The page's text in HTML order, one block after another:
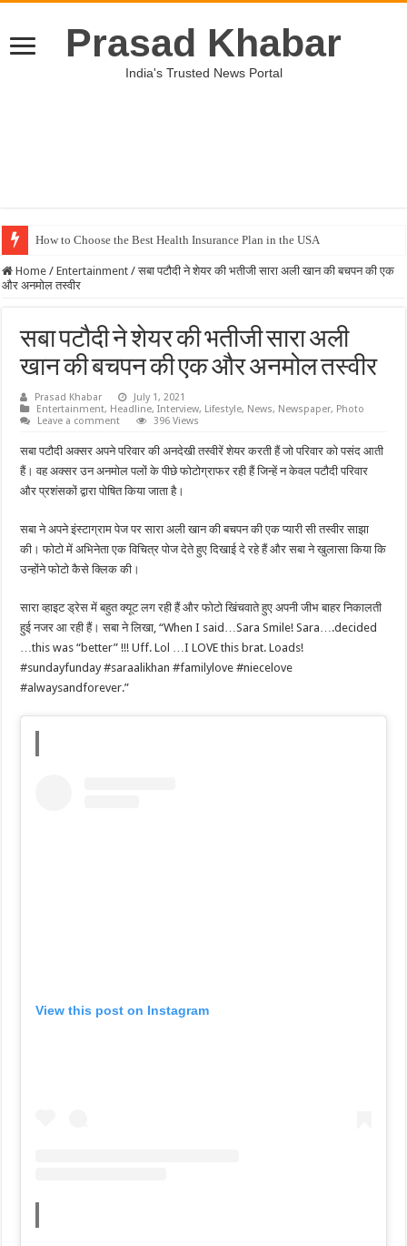
Prasad Khabar
India's Trusted News Portal
How to Choose the Best Health Insurance Plan in the USA
Home / Entertainment / सबा पटौदी ने शेयर की भतीजी सारा अली खान की बचपन की एक
और अनमोल तस्वीर
सबा पटौदी ने शेयर की भतीजी सारा अली
खान की बचपन की एक और अनमोल तस्वीर
Prasad Khabar
July 1, 2021
Entertainment, Headline,Interview, Lifestyle, News, Newspaper, Photo
Leave a comment
396 Views
सबा पटौदी अक्सर अपने परिवार की अनदेखी तस्वीरें शेयर करती हैं जो परिवार को पसंद आती
हैं। वह अक्सर उन अनमोल पलों के पीछे फोटोग्राफर रही हैं जिन्हें न केवल पटौदी परिवार
और प्रशंसकों द्वारा पोषित किया जाता है।
सबा ने अपने इंस्टाग्राम पेज पर सारा अली खान की बचपन की एक प्यारी सी तस्वीर साझा
की। फोटो में अभिनेता एक विचित्र पोज देते हुए दिखाई दे रहे हैं और सबा ने खुलासा किया कि
उन्होंने फोटो कैसे क्लिक की।
सारा व्हाइट ड्रेस में बहुत क्यूट लग रही हैं और फोटो खिंचवाते हुए अपनी जीभ बाहर निकालती
हुई नजर आ रही हैं। सबा ने लिखा, “When I said…Sara Smile! Sara….decided
…this was “better” !!! Uff. Lol …I LOVE this brat. Loads!
#sundayfunday #saraalikhan #familylove #niecelove
#alwaysandforever.”
View this post on Instagram